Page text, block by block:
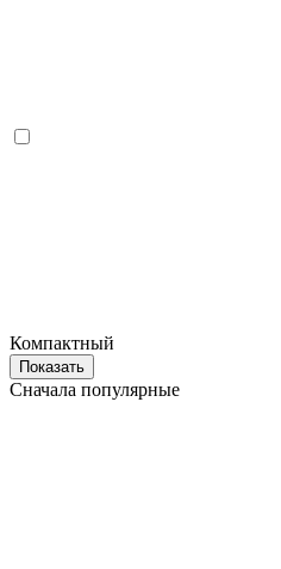
Компактный
Показать
Сначала популярные